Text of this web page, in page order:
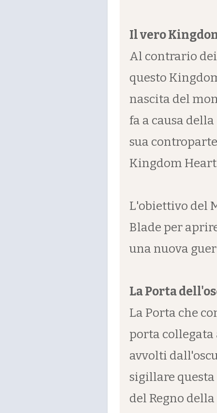
Il vero
Al contrario
questo
nascita del
fa a causa
sua
Kingdom
L'obiettivo del
Blade per
una nuova
La Porta
La Porta che
porta collegata
avvolti
sigillare questa
del Regno